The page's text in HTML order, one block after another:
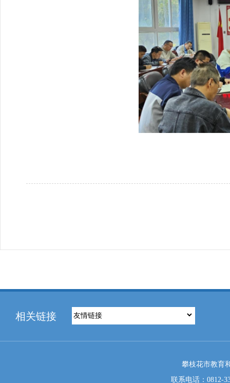
相关链接
攀枝花市教育
联系电话：0812-